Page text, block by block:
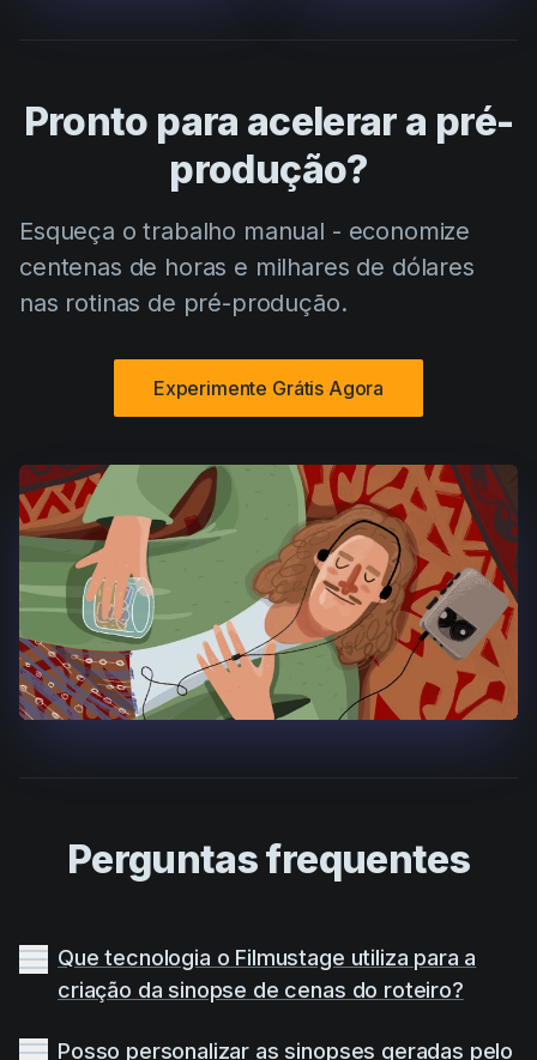
Pronto para acelerar a pré-
produção?
Esqueça o trabalho manual - economize
centenas de horas e milhares de dólares
nas rotinas de pré-produção.
Experimente Grátis Agora
Perguntas frequentes
Que tecnologia o Filmustage utiliza para a
criação da sinopse de cenas do roteiro?
Posso personalizar as sinopses geradas pelo